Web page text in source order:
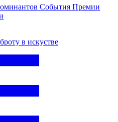
События Премии
в искустве